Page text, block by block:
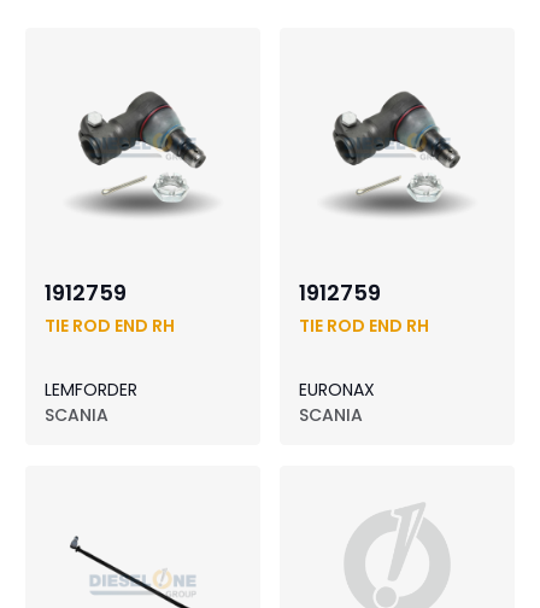
1912759
TIE ROD END RH
LEMFORDER
SCANIA
1912759
TIE ROD END RH
EURONAX
SCANIA